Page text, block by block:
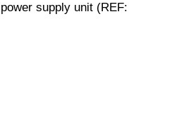
supply unit (REF: